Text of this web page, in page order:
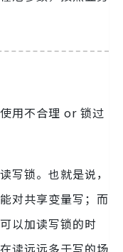
用不合理 or 锁过
写锁。也就是说，
对共享变量写；而
以加读写锁的时
读远远多于写的场